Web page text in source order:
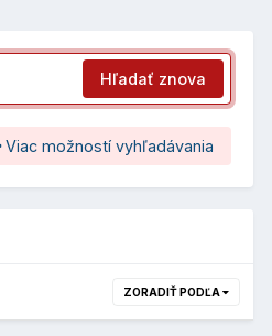
Hľadať znova
Viac možností vyhľadávania
ZORADIŤ PODĽA